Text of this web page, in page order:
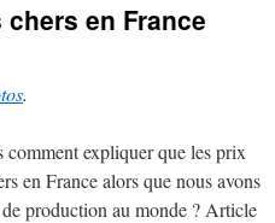
en France
.
comment expliquer que les prix
en France alors que nous avons
production au monde ? Article